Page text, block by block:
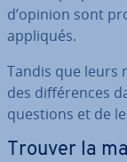
d’opinion sont
appliqués.
Tandis que leurs
des dif­fé­rences
questions et de
Trouver la